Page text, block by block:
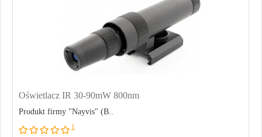
Oświetlacz IR 30-90mW 800nm
Produkt firmy "Nayvis" (B..
1